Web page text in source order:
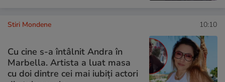
Stiri Mondene 10:10
Cu cine s-a întâlnit Andra în
Marbella. Artista a luat masa
cu doi dintre cei mai iubiți actori